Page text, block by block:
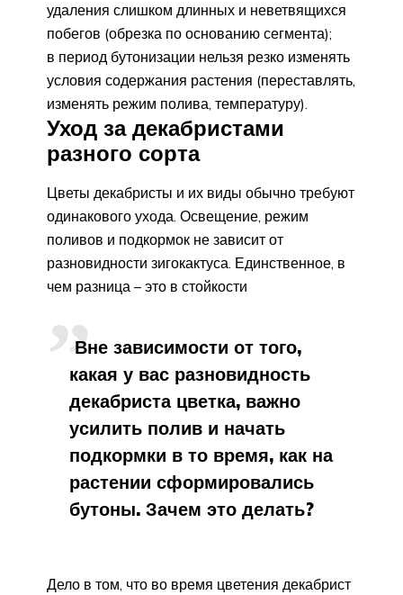
удаления слишком длинных и неветвящихся
побегов (обрезка по основанию сегмента);
в период бутонизации нельзя резко изменять
условия содержания растения (переставлять,
изменять режим полива, температуру).
Уход за декабристами
разного сорта
Цветы декабристы и их виды обычно требуют
одинакового ухода. Освещение, режим
поливов и подкормок не зависит от
разновидности зигокактуса. Единственное, в
чем разница – это в стойкости
Вне зависимости от того,
какая у вас разновидность
декабриста цветка, важно
усилить полив и начать
подкормки в то время, как на
растении сформировались
бутоны. Зачем это делать?
Дело в том, что во время цветения декабрист